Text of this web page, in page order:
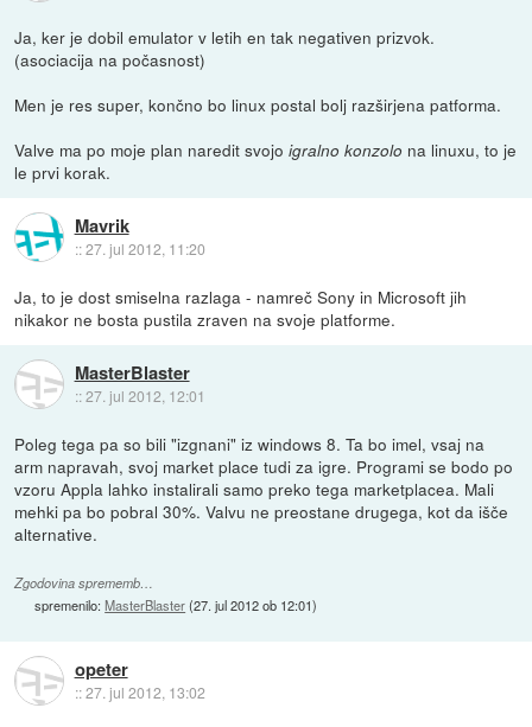
Ja, ker je dobil emulator v letih en tak negativen prizvok.
(asociacija na počasnost)
Men je res super, končno bo linux postal bolj razširjena patforma.
Valve ma po moje plan naredit svojoigralno konzolo na linuxu, to je
le prvi korak.
Mavrik
::27. jul 2012, 11:20
Ja, to je dost smiselna razlaga - namreč Sony in Microsoft jih
nikakor ne bosta pustila zraven na svoje platforme.
MasterBlaster
::27. jul 2012, 12:01
Poleg tega pa so bili "izgnani" iz windows 8. Ta bo imel, vsaj na
arm napravah, svoj market place tudi za igre. Programi se bodo po
vzoru Appla lahko instalirali samo preko tega marketplacea. Mali
mehki pa bo pobral 30%. Valvu ne preostane drugega, kot da išče
alternative.
Zgodovina sprememb…
spremenilo:MasterBlaster(27. jul 2012 ob 12:01)
opeter
::27. jul 2012, 13:02